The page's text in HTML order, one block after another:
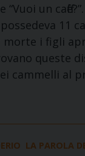
un
11
morte i figli
queste
cammelli al
LA PAROLA